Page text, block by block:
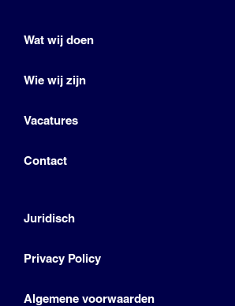
Wat wij doen
Wie wij zijn
Vacatures
Contact
Juridisch
Privacy Policy
Algemene voorwaarden